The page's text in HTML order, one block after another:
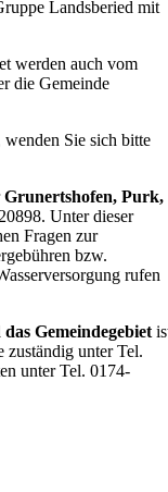
Landsberied mit
werden auch vom
die Gemeinde
wenden Sie sich bitte
Grunertshofen, Purk,
Unter dieser
Fragen zur
bzw.
rufen
Gemeindegebiet
zuständig unter Tel.
unter Tel. 0174-